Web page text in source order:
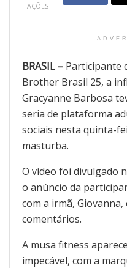
AÇÕES
BRASIL – Participante
Brother Brasil 25, a
Gracyanne Barbosa
seria de plataforma
sociais nesta quinta-
masturba.
O vídeo foi divulgado
o anúncio da
com a irmã,
comentários.
A musa fitness
impecável, com a